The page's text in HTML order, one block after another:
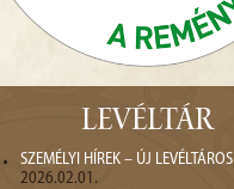
LEVÉLTÁR
SZEMÉLYI HÍREK – ÚJ LEVÉLTÁROS
2026.02.01.